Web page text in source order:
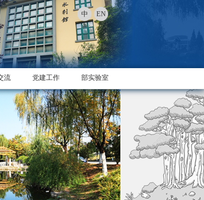
中 EN
流 党建工作 部实验室